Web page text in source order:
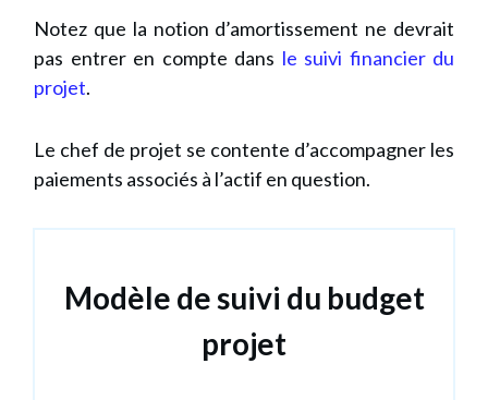
Notez que la notion d’amortissement ne devrait
pas entrer en compte dans le suivi financier du
projet.
Le chef de projet se contente d’accompagner les
paiements associés à l’actif en question.
Modèle de suivi du budget
projet